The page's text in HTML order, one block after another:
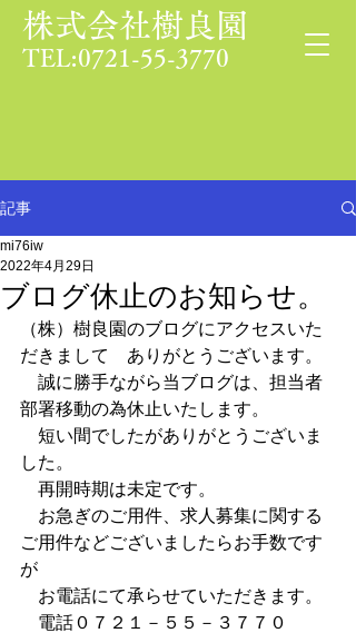
株式会社樹良園
TEL:0721-55-3770
記事
ブログ休止のお知らせ。
mi76iw
2022年4月29日
（株）樹良園のブログにアクセスいた
だきまして　ありがとうございます。
誠に勝手ながら当ブログは、担当者
部署移動の為休止いたします。
短い間でしたがありがとうございま
した。
再開時期は未定です。
お急ぎのご用件、求人募集に関する
ご用件などございましたらお手数です
が
お電話にて承らせていただきます。
電話０７２１－５５－３７７０